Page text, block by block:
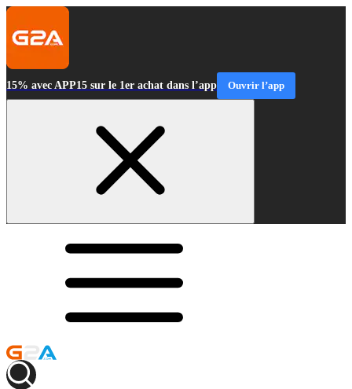
15% avec APP15 sur le 1er achat dans l’app Ouvrir l’app